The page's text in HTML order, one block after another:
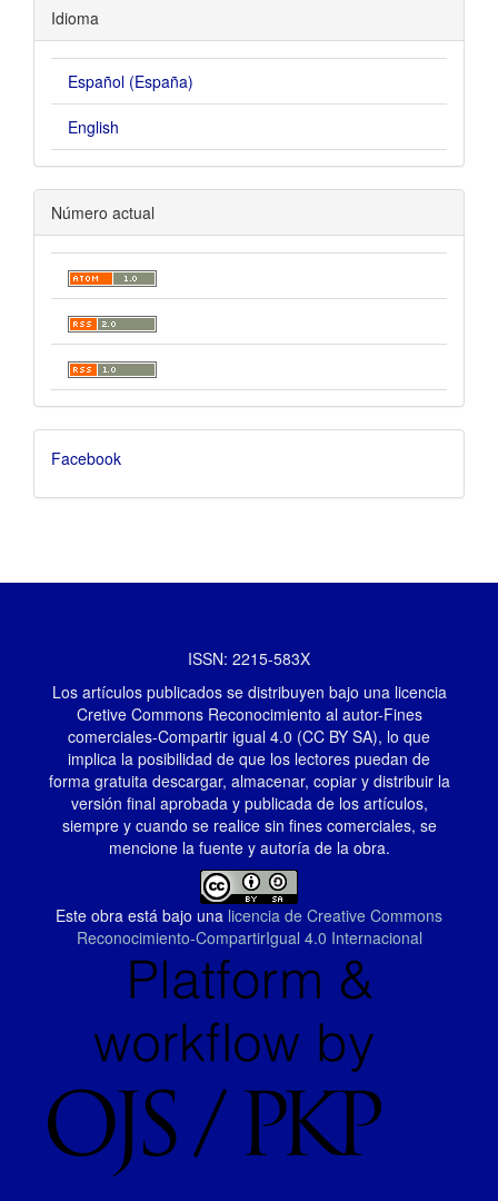
Idioma
Español (España)
English
Número actual
Facebook
ISSN: 2215-583X
Los artículos publicados se distribuyen bajo una licencia
Cretive Commons Reconocimiento al autor-Fines
comerciales-Compartir igual 4.0 (CC BY SA), lo que
implica la posibilidad de que los lectores puedan de
forma gratuita descargar, almacenar, copiar y distribuir la
versión final aprobada y publicada de los artículos,
siempre y cuando se realice sin fines comerciales, se
mencione la fuente y autoría de la obra.
Este obra está bajo una licencia de Creative Commons
Reconocimiento-CompartirIgual 4.0 Internacional